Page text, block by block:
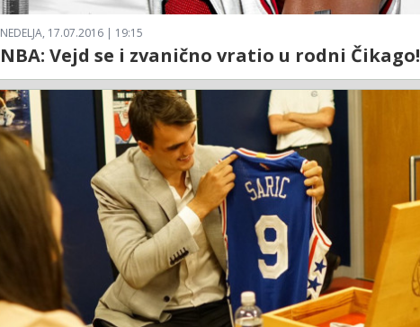
NEDELJA, 17.07.2016 | 19:15
NBA: Vejd se i zvanično vratio u rodni Čikago!